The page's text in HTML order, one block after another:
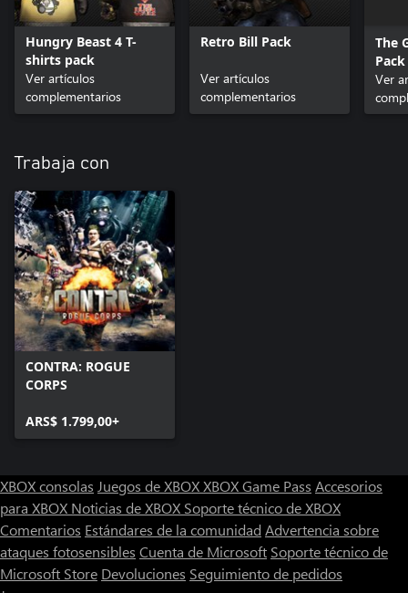
Hungry Beast 4 T-
shirts pack
Ver artículos
complementarios
Retro Bill Pack
Ver artículos
complementarios
The
Pack
Ver
Trabaja con
CONTRA: ROGUE
CORPS
ARS$ 1.799,00+
XBOX consolas Juegos de XBOXXBOX Game Pass Accesorios
para XBOX Noticias de XBOX Soporte técnico de XBOX
Comentarios Estándares de la comunidad Advertencia sobre
ataques fotosensibles Cuenta de Microsoft Soporte técnico de
Microsoft Store Devoluciones Seguimiento de pedidos